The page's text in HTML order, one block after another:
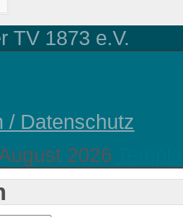
TV 1873 e.V.
/ Datenschutz
2026